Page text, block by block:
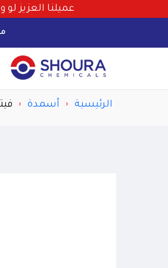
عميلنا العزيز لو واجهتك أي
الرئيسية أسمدة